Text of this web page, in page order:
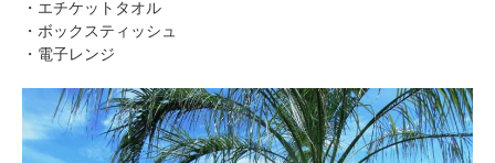
・エチケットタオル
・ボックスティッシュ
・電子レンジ